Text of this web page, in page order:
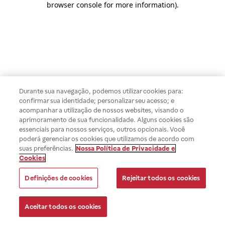
browser console for more information).
Durante sua navegação, podemos utilizar cookies para:
confirmar sua identidade; personalizar seu acesso; e
acompanhar a utilização de nossos websites, visando o
aprimoramento de sua funcionalidade. Alguns cookies são
essenciais para nossos serviços, outros opcionais. Você
poderá gerenciar os cookies que utilizamos de acordo com
suas preferências. Nossa Política de Privacidade e
Cookies
Definições de cookies Rejeitar todos os cookies
Aceitar todos os cookies